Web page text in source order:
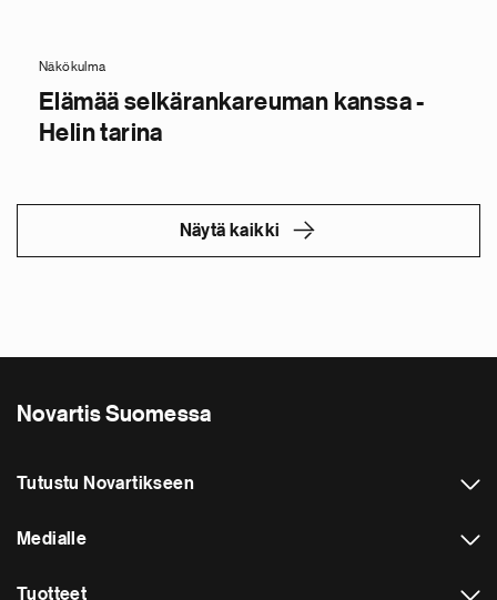
Näkökulma
Elämää selkärankareuman kanssa -
Helin tarina
Näytä kaikki
Novartis Suomessa
Tutustu Novartikseen
Medialle
Tuotteet